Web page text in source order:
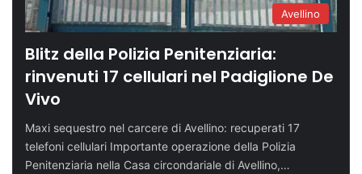
Avellino
Blitz della Polizia Penitenziaria:
rinvenuti 17 cellulari nel Padiglione De
Vivo
Maxi sequestro nel carcere di Avellino: recuperati 17
telefoni cellulari Importante operazione della Polizia
Penitenziaria nella Casa circondariale di Avellino,…